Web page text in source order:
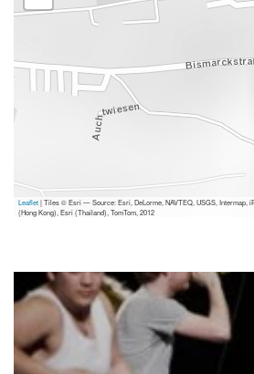
Leaflet| Tiles © Esri — Source: Esri, DeLorme, NAVTEQ, USGS, Intermap,
(Hong Kong), Esri (Thailand), TomTom, 2012